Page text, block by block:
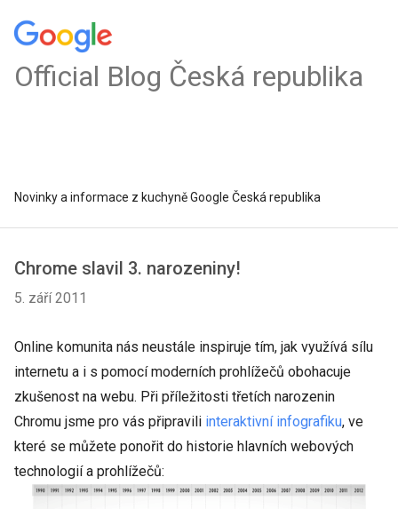
Official Blog Česká republika
Novinky a informace z kuchyně Google Česká republika
Chrome slavil 3. narozeniny!
5. září 2011
Online komunita nás neustále inspiruje tím, jak využívá sílu
internetu a i s pomocí moderních prohlížečů obohacuje
zkušenost na webu. Při příležitosti třetích narozenin
Chromu jsme pro vás připravili interaktivní infografiku, ve
které se můžete ponořit do historie hlavních webových
technologií a prohlížečů: